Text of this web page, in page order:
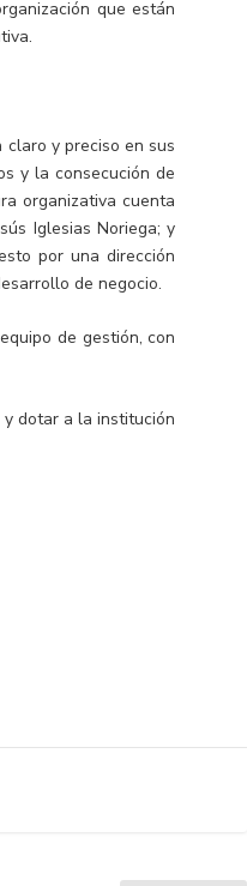
que están
y preciso en sus
y la consecución de
organizativa cuenta
Iglesias Noriega; y
por una dirección
de negocio.
de gestión, con
dotar a la institución